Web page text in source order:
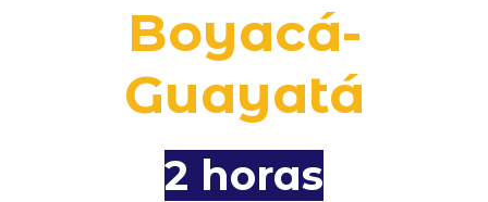
Boyacá-
Guayatá
2 horas